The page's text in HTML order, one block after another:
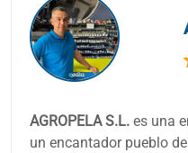
AGROPELA S.L. es una
un encantador pueblo